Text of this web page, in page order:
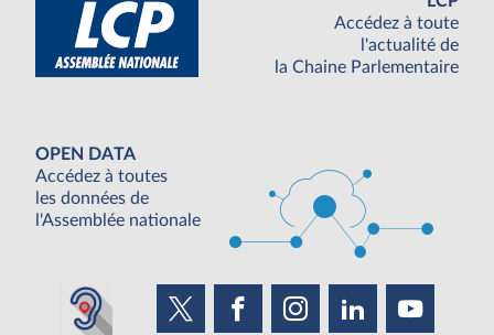
Accédez à toute
l'actualité de
la Chaine Parlementaire
OPEN DATA
Accédez à toutes
les données de
l'Assemblée nationale